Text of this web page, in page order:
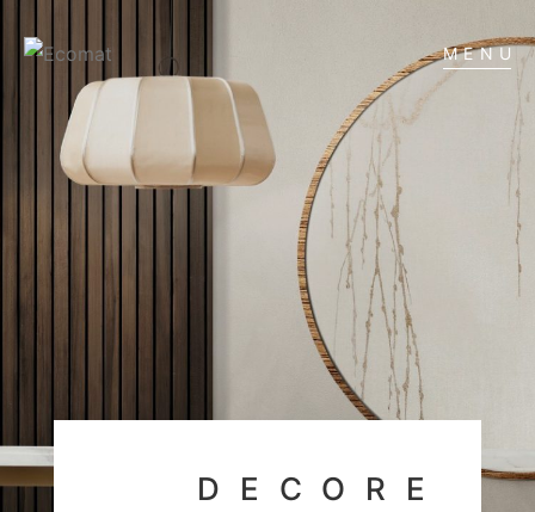
MENU
DECORE